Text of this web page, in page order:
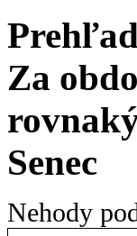
Za
Senec
Nehody